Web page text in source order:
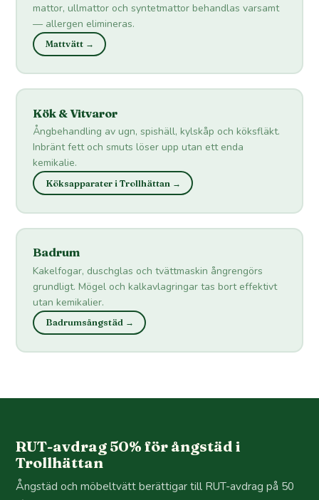
mattor, ullmattor och syntetmattor behandlas varsamt
— allergen elimineras.
Mattvätt →
Kök & Vitvaror
Ångbehandling av ugn, spishäll, kylskåp och köksfläkt.
Inbränt fett och smuts löser upp utan ett enda
kemikalie.
Köksapparater i Trollhättan →
Badrum
Kakelfogar, duschglas och tvättmaskin ångrengörs
grundligt. Mögel och kalkavlagringar tas bort effektivt
utan kemikalier.
Badrumsångstäd →
RUT-avdrag 50% för ångstäd i
Trollhättan
Ångstäd och möbeltvätt berättigar till RUT-avdrag på 50